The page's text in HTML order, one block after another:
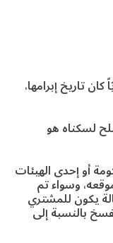
تاريخ إبرامها،
لسكناه هو
أو إحدى الهيئات
وسواء تم
يكون للمشتري
بالنسبة إلى